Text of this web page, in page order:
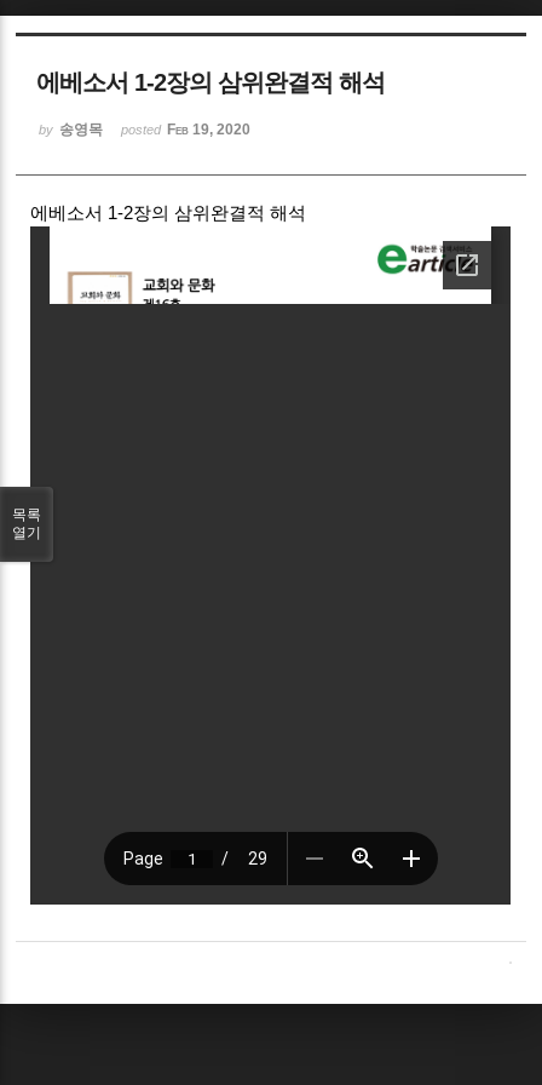
에베소서 1-2장의 삼위완결적 해석
by 송영목 posted Feb 19, 2020
에베소서 1-2장의 삼위완결적 해석
목록
열기
Sketchbook5, 스케치북5
Sketchbook5, 스케치북5